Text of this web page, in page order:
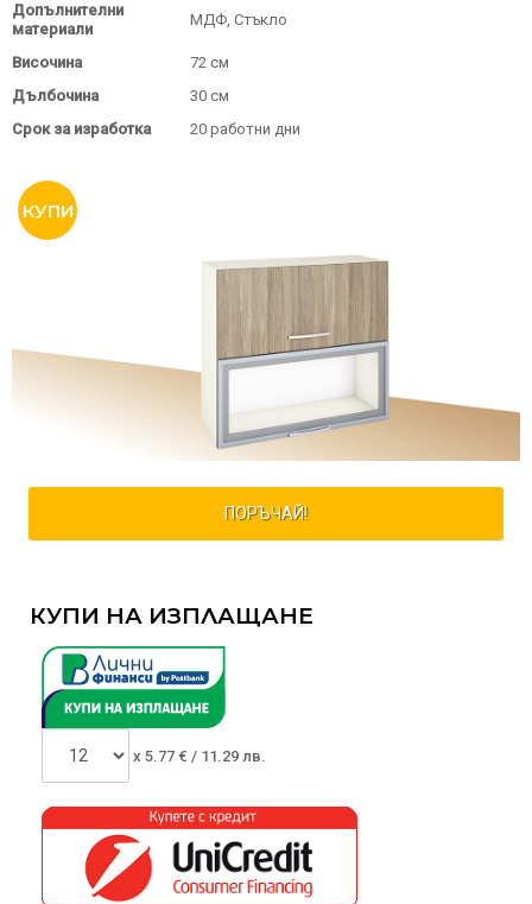
Допълнителни
материали
МДФ, Стъкло
Височина
72 см
Дълбочина
30 см
Срок за изработка
20 работни дни
ПОРЪЧАЙ!
КУПИ НА ИЗПЛАЩАНЕ
x 5.77 € / 11.29 лв.